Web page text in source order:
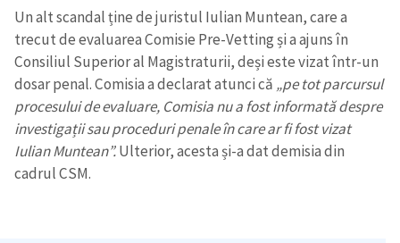
Un alt scandal ține de juristul Iulian Muntean, care a
trecut de evaluarea Comisie Pre-Vetting și a ajuns în
Consiliul Superior al Magistraturii, deși este vizat într-un
dosar penal. Comisia a declarat atunci că „pe tot parcursul
procesului de evaluare, Comisia nu a fost informată despre
investigații sau proceduri penale în care ar fi fost vizat
Iulian Muntean”.Ulterior, acesta și-a dat demisia din
cadrul CSM.